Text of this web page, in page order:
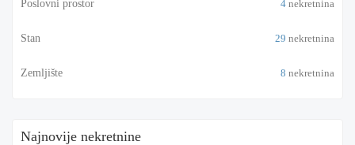
Poslovni prostor 4 nekretnina
Stan 29 nekretnina
Zemljište 8 nekretnina
Najnovije nekretnine